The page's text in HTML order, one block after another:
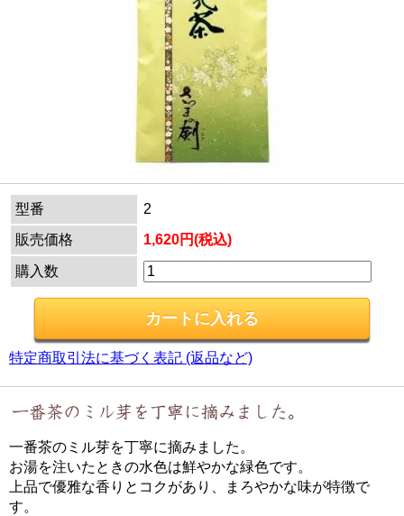
型番
2
販売価格
1,620円(税込)
購入数
特定商取引法に基づく表記 (返品など)
一番茶のミル芽を丁寧に摘みました。
お湯を注いたときの水色は鮮やかな緑色です。
上品で優雅な香りとコクがあり、まろやかな味が特徴で
す。